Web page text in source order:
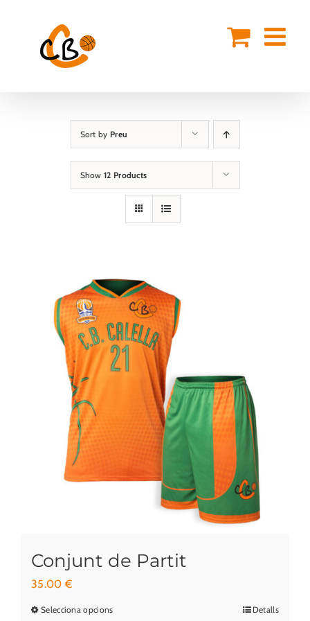
Sort by Preu
Show 12 Products
Conjunt de Partit
35.00€
Selecciona opcionsAquest
Detalls